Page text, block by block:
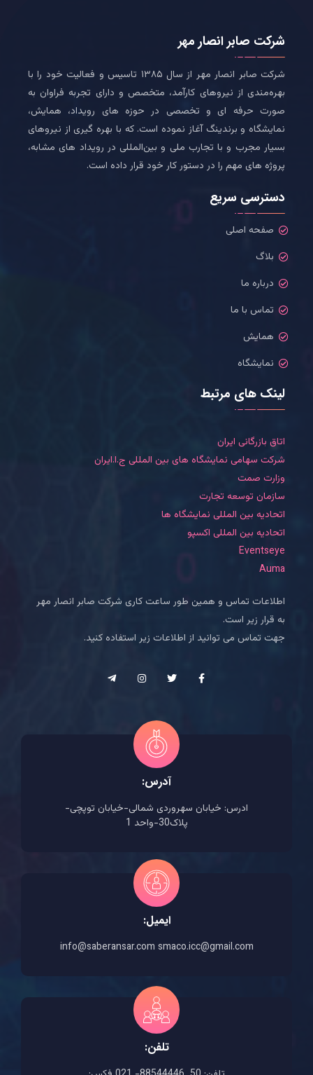
شرکت صابر انصار مهر
شرکت صابر انصار مهر از سال ۱۳۸۵ تاسیس و فعالیت خود را با
بهره‌مندی از نیروهای کارآمد، متخصص و دارای تجربه فراوان به
صورت حرفه ای و تخصصی در حوزه های رویداد، همایش،
نمایشگاه و برندینگ آغاز نموده است. که با بهره گیری از نیروهای
بسیار مجرب و با تجارب ملی و بین‌المللی در رویداد های مشابه،
پروژه های مهم را در دستور کار خود قرار داده است.
دسترسی سریع
صفحه اصلی
بلاگ
درباره ما
تماس با ما
همایش
نمایشگاه
لینک های مرتبط
اتاق بازرگانی ایران
شرکت سهامی نمایشگاه های بین المللی ج.ا.ایران
وزارت صمت
سازمان توسعه تجارت
اتحادیه بین المللی نمایشگاه ها
اتحادیه بین المللی اکسپو
Eventseye
Auma
اطلاعات تماس و همین طور ساعت کاری شرکت صابر انصار مهر
به قرار زیر است.
جهت تماس می توانید از اطلاعات زیر استفاده کنید.
آدرس:
ادرس: خیابان سهروردی شمالی-خیابان توپچی-
پلاک30-واحد 1
ایمیل:
info@saberansar.com smaco.icc@gmail.com
تلفن: